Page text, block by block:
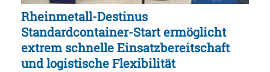
Rheinmetall-Destinus
Standardcontainer-Start ermöglicht
extrem schnelle Einsatzbereitschaft
und logistische Flexibilität